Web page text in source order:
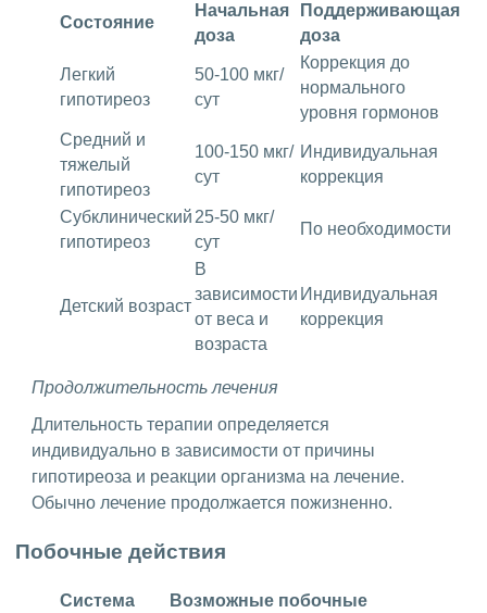
Состояние
Начальная
доза
Поддерживающая
доза
Легкий
гипотиреоз
50-100 мкг/
сут
Коррекция до
нормального
уровня гормонов
Средний и
тяжелый
гипотиреоз
100-150 мкг/
сут
Индивидуальная
коррекция
Субклинический
гипотиреоз
25-50 мкг/
сут
По необходимости
Детский возраст
В
зависимости
от веса и
возраста
Индивидуальная
коррекция
Продолжительность лечения
Длительность терапии определяется
индивидуально в зависимости от причины
гипотиреоза и реакции организма на лечение.
Обычно лечение продолжается пожизненно.
Побочные действия
Система
Возможные побочные